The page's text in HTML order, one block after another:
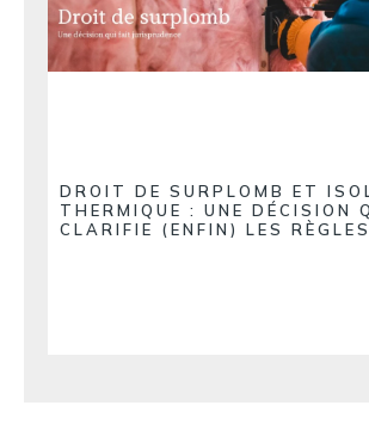
DROIT DE SURPLOMB ET
THERMIQUE : UNE DÉCISION
CLARIFIE (ENFIN) LES